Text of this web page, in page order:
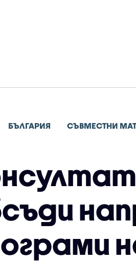
БЪЛГАРИЯ СЪВМЕСТНИ